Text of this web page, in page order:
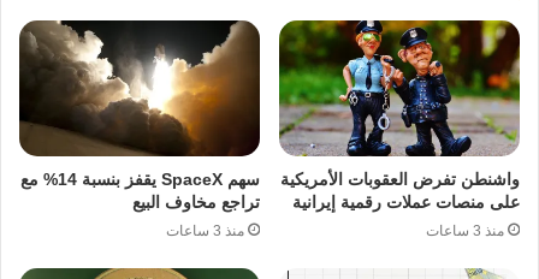
واشنطن تفرض العقوبات الأمريكية
على منصات عملات رقمية إيرانية
منذ 3 ساعات
سهم SpaceX يقفز بنسبة 14% مع
تراجع مخاوف البيع
منذ 3 ساعات